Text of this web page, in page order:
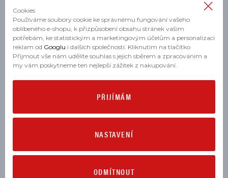
SUPERBIKE PANIGALE V2 2025
SUPERBIKE PANIGALE V2 S 2025
MOHLO BY SE VÁM HODIT
Cookies
Používáme soubory cookie ke správnému fungování vašeho
oblíbeného e-shopu, k přizpůsobení obsahu stránek vašim
potřebám, ke statistickým a marketingovým účelům a personalizaci
reklam od Googlu i dalších společností. Kliknutím na tlačítko
Přijmout vše nám udělíte souhlas s jejich sběrem a zpracováním a
my vám poskytneme ten nejlepší zážitek z nakupování.
PŘIJÍMÁM
NASTAVENÍ
ODMÍTNOUT